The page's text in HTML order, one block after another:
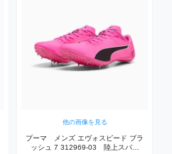
他の画像を見る
プーマ メンズ エヴォスピード ブラ
ッシュ 7 312969-03 陸上スパイ